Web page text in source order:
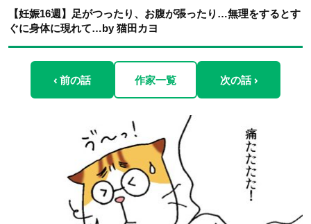
【妊娠16週】足がつったり、お腹が張ったり…無理をするとす
ぐに身体に現れて…by 猫田カヨ
‹ 前の話 作家一覧 次の話 ›